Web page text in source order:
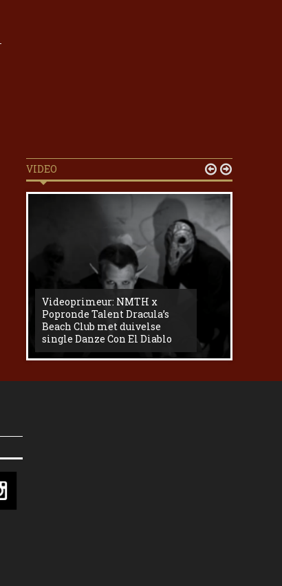
VIDEO
Videoprimeur: NMTH x
Popronde Talent Dracula’s
Beach Club met duivelse
single Danze Con El Diablo
 